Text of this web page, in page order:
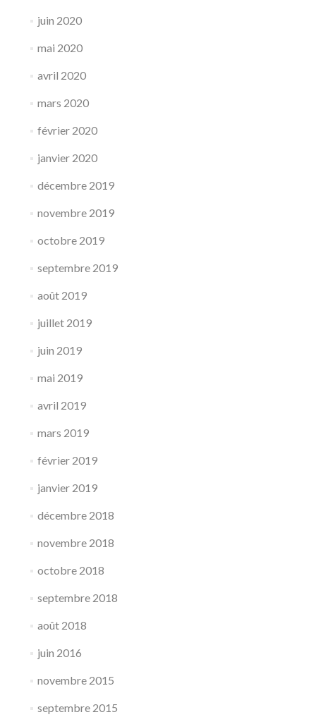
juin 2020
mai 2020
avril 2020
mars 2020
février 2020
janvier 2020
décembre 2019
novembre 2019
octobre 2019
septembre 2019
août 2019
juillet 2019
juin 2019
mai 2019
avril 2019
mars 2019
février 2019
janvier 2019
décembre 2018
novembre 2018
octobre 2018
septembre 2018
août 2018
juin 2016
novembre 2015
septembre 2015